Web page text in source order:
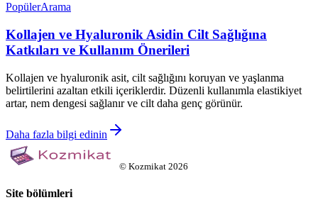
PopülerArama
Kollajen ve Hyaluronik Asidin Cilt Sağlığına
Katkıları ve Kullanım Önerileri
Kollajen ve hyaluronik asit, cilt sağlığını koruyan ve yaşlanma
belirtilerini azaltan etkili içeriklerdir. Düzenli kullanımla elastikiyet
artar, nem dengesi sağlanır ve cilt daha genç görünür.
Daha fazla bilgi edinin
© Kozmikat 2026
Site bölümleri